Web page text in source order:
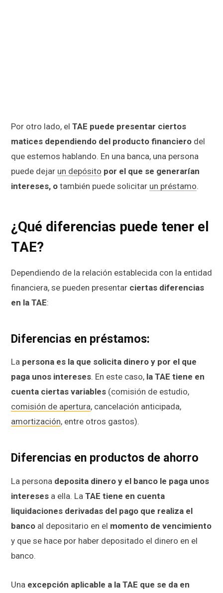
Por otro lado, el TAE puede presentar ciertos
matices dependiendo del producto financiero del
que estemos hablando. En una banca, una persona
puede dejar un depósito por el que se generarían
intereses, o también puede solicitar un préstamo.
¿Qué diferencias puede tener el
TAE?
Dependiendo de la relación establecida con la entidad
financiera, se pueden presentar ciertas diferencias
en la TAE:
Diferencias en préstamos:
La persona es la que solicita dinero y por el que
paga unos intereses. En este caso, la TAE tiene en
cuenta ciertas variables (comisión de estudio,
comisión de apertura, cancelación anticipada,
amortización, entre otros gastos).
Diferencias en productos de ahorro
La persona deposita dinero y el banco le paga unos
intereses a ella. La TAE tiene en cuenta
liquidaciones derivadas del pago que realiza el
banco al depositario en el momento de vencimiento
y que se hace por haber depositado el dinero en el
banco.
Una excepción aplicable a la TAE que se da en